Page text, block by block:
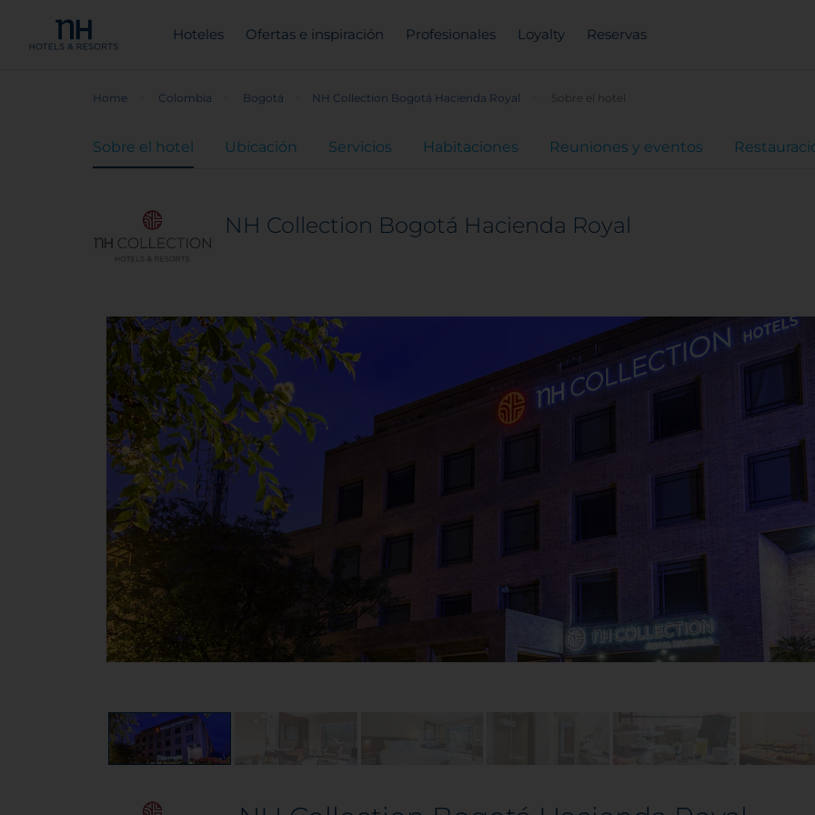
Hoteles Ofertas e inspiración Profesionales Loyalty Reservas
Home Colombia Bogotá NH Collection Bogotá Hacienda Royal Sobre el hotel
Sobre el hotel Ubicación Servicios Habitaciones Reuniones y eventos
NH Collection Bogotá Hacienda Royal